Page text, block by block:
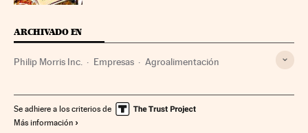
ARCHIVADO EN
Philip Morris Inc. Empresas Agroalimentación
Se adhiere a los criterios de
Más información